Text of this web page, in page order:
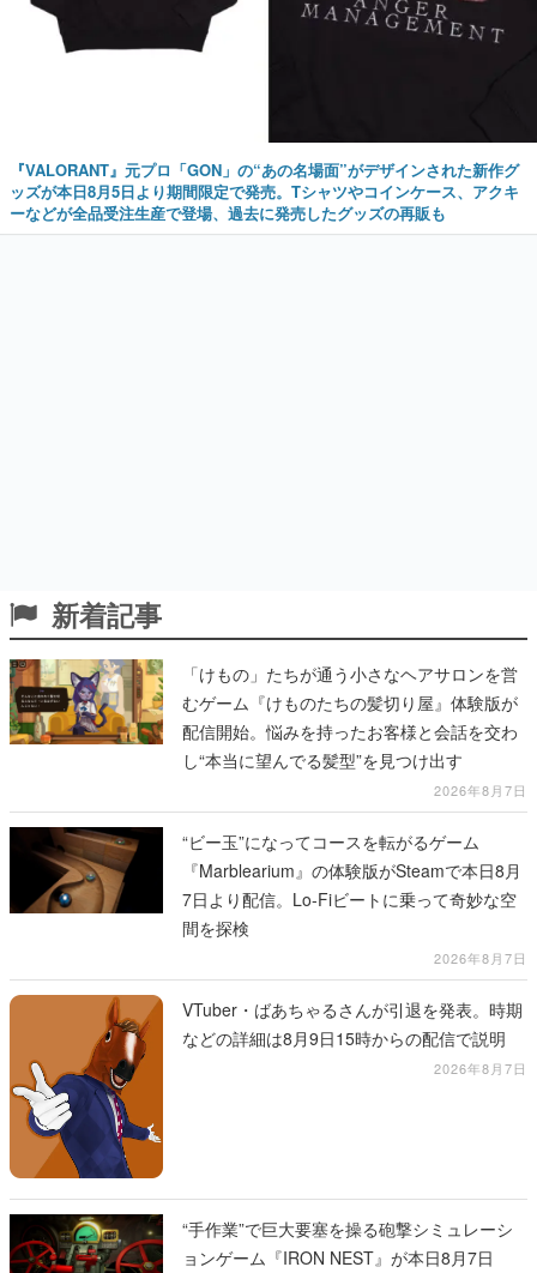
『VALORANT』元プロ「GON」の“あの名場面”がデザインされた新作グ
ッズが本日8月5日より期間限定で発売。Tシャツやコインケース、アクキ
ーなどが全品受注生産で登場、過去に発売したグッズの再販も
新着記事
「けもの」たちが通う小さなヘアサロンを営
むゲーム『けものたちの髪切り屋』体験版が
配信開始。悩みを持ったお客様と会話を交わ
し“本当に望んでる髪型”を見つけ出す
2026年8月7日
“ビー玉”になってコースを転がるゲーム
『Marblearium』の体験版がSteamで本日8月
7日より配信。Lo-Fiビートに乗って奇妙な空
間を探検
2026年8月7日
VTuber・ばあちゃるさんが引退を発表。時期
などの詳細は8月9日15時からの配信で説明
2026年8月7日
“手作業”で巨大要塞を操る砲撃シミュレーシ
ョンゲーム『IRON NEST』が本日8月7日